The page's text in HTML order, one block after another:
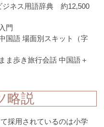
ジネス用語辞典 約12,500
門
国語 場面別スキット（字
ま歩き旅行会話 中国語＋
略説
採用されているのは小学